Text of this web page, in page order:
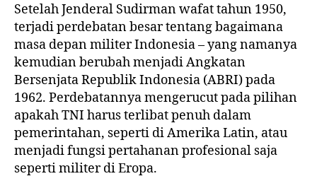
Setelah Jenderal Sudirman wafat tahun 1950,
terjadi perdebatan besar tentang bagaimana
masa depan militer Indonesia – yang namanya
kemudian berubah menjadi Angkatan
Bersenjata Republik Indonesia (ABRI) pada
1962. Perdebatannya mengerucut pada pilihan
apakah TNI harus terlibat penuh dalam
pemerintahan, seperti di Amerika Latin, atau
menjadi fungsi pertahanan profesional saja
seperti militer di Eropa.